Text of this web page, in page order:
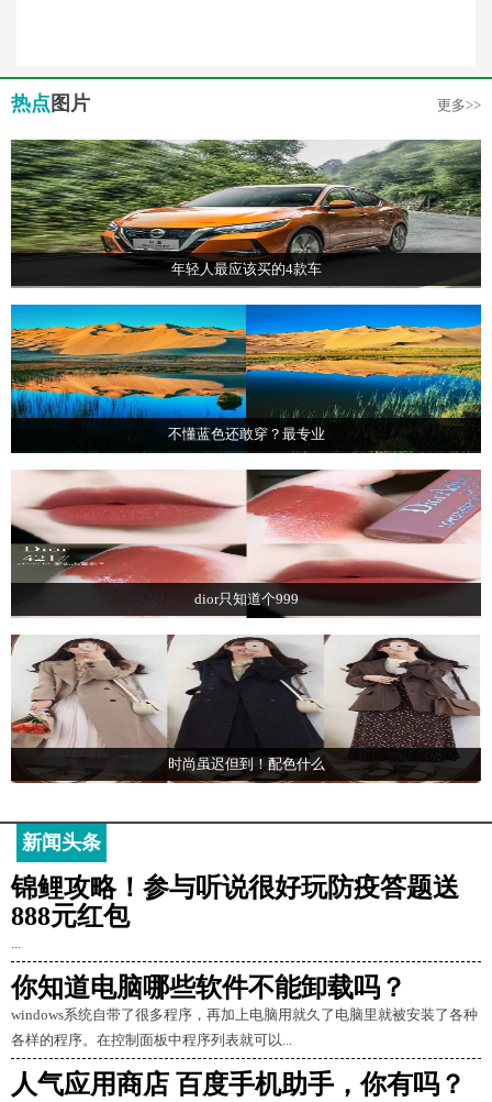
热点 图片 更多>>
年轻人最应该买的4款车
不懂蓝色还敢穿？最专业
dior只知道个999
时尚虽迟但到！配色什么
新闻头条
锦鲤攻略！参与听说很好玩防疫答题送
888元红包
...
你知道电脑哪些软件不能卸载吗？
windows系统自带了很多程序，再加上电脑用就久了电脑里就被安装了各种
各样的程序。在控制面板中程序列表就可以...
人气应用商店 百度手机助手，你有吗？